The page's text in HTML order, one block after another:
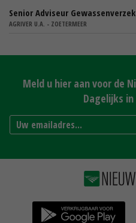
Senior Adviseur
AGRIVER U.A. - ZOETERMEER
Meld u hier aan voor de
Dagelijks